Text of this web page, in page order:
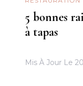
5 bonnes
à tapas
Mis À Jour Le